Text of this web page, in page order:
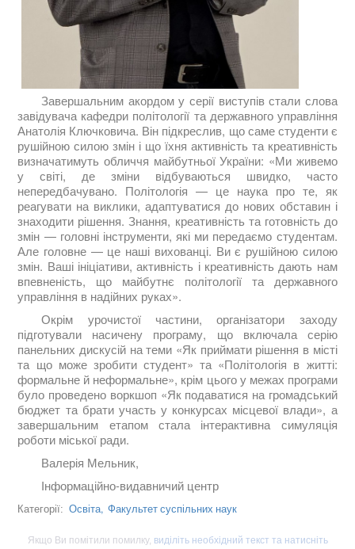
Завершальним акордом у серії виступів стали слова
завідувача кафедри політології та державного управління
Анатолія Ключковича. Він підкреслив, що саме студенти є
рушійною силою змін і що їхня активність та креативність
визначатимуть обличчя майбутньої України: «Ми живемо
у світі, де зміни відбуваються швидко, часто
непередбачувано. Політологія — це наука про те, як
реагувати на виклики, адаптуватися до нових обставин і
знаходити рішення. Знання, креативність та готовність до
змін — головні інструменти, які ми передаємо студентам.
Але головне — це наші вихованці. Ви є рушійною силою
змін. Ваші ініціативи, активність і креативність дають нам
впевненість, що майбутнє політології та державного
управління в надійних руках».
Окрім урочистої частини, організатори заходу
підготували насичену програму, що включала серію
панельних дискусій на теми «Як приймати рішення в місті
та що може зробити студент» та «Політологія в житті:
формальне й неформальне», крім цього у межах програми
було проведено воркшоп «Як подаватися на громадський
бюджет та брати участь у конкурсах місцевої влади», а
завершальним етапом стала інтерактивна симуляція
роботи міської ради.
Валерія Мельник,
Інформаційно-видавничий центр
Категорії: Освіта, Факультет суспільних наук
Якщо Ви помітили помилку, виділіть необхідний текст та натисніть